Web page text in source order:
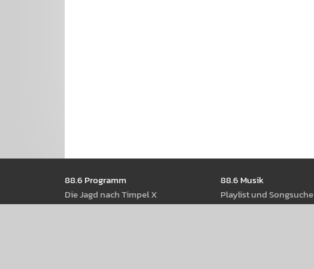
Seitennavigation
88.6 Pro­gramm
Die Jagd nach Timpel X
Shows
88.6 Musik
Play­list und Song­suche
88.6 Rock­news